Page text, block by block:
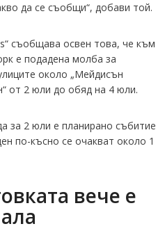
да се съобщи“, добави той.
съобщава освен това, че към
е подадена молба за
около „Мейдисън
от 2 юли до обяд на 4 юли.
за 2 юли е планирано събитие
по-късно се очакват около 1
вече е